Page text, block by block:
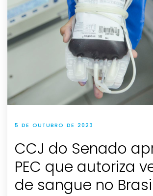
5 DE OUTUBRO DE 2023
CCJ do Senado
PEC que autoriza
de sangue no